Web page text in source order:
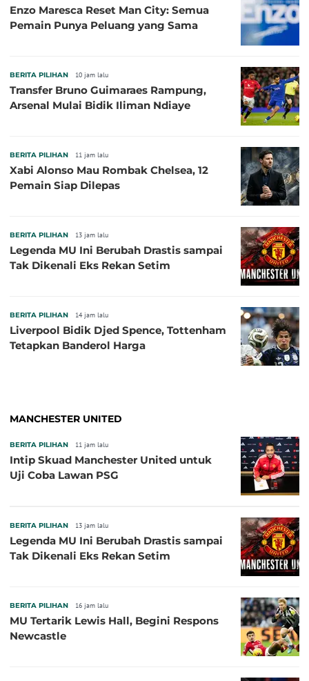
Enzo Maresca Reset Man City: Semua
Pemain Punya Peluang yang Sama
BERITA PILIHAN 10 jam lalu
Transfer Bruno Guimaraes Rampung,
Arsenal Mulai Bidik Iliman Ndiaye
BERITA PILIHAN 11 jam lalu
Xabi Alonso Mau Rombak Chelsea, 12
Pemain Siap Dilepas
BERITA PILIHAN 13 jam lalu
Legenda MU Ini Berubah Drastis sampai
Tak Dikenali Eks Rekan Setim
BERITA PILIHAN 14 jam lalu
Liverpool Bidik Djed Spence, Tottenham
Tetapkan Banderol Harga
MANCHESTER UNITED
BERITA PILIHAN 11 jam lalu
Intip Skuad Manchester United untuk
Uji Coba Lawan PSG
BERITA PILIHAN 13 jam lalu
Legenda MU Ini Berubah Drastis sampai
Tak Dikenali Eks Rekan Setim
BERITA PILIHAN 16 jam lalu
MU Tertarik Lewis Hall, Begini Respons
Newcastle